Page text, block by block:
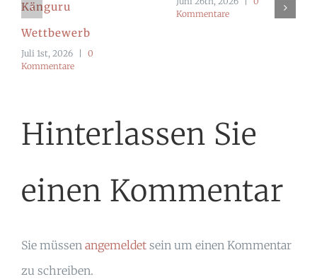
Känguru
Wettbewerb
Juli 1st, 2026 |
0
Kommentare
Kommentare
Hinterlassen Sie
einen Kommentar
Sie müssen angemeldet sein um einen Kommentar
zu schreiben.